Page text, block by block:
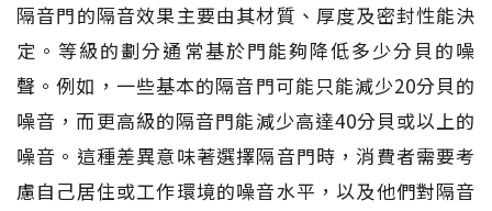
隔音門的隔音效果主要由其材質、厚度及密封性能決
定。等級的劃分通常基於門能夠降低多少分貝的噪
聲。例如，一些基本的隔音門可能只能減少20分貝的
噪音，而更高級的隔音門能減少高達40分貝或以上的
噪音。這種差異意味著選擇隔音門時，消費者需要考
慮自己居住或工作環境的噪音水平，以及他們對隔音